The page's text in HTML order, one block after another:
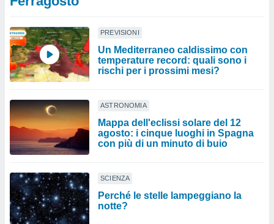
PREVISIONI
Un Mediterraneo caldissimo con
temperature record: quali sono i
rischi per i prossimi mesi?
ASTRONOMIA
Mappa dell'eclissi solare del 12
agosto: i cinque luoghi in Spagna
con più di un minuto di buio
SCIENZA
Perché le stelle lampeggiano la
notte?